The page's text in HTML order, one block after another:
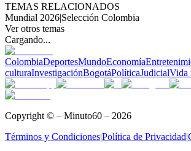
TEMAS RELACIONADOS
Mundial 2026|Selección Colombia
Ver otros temas
Cargando...
ColombiaDeportesMundoEconomía
culturaInvestigaciónBogotáPolíticaJudicialVida
Copyright © – Minuto60 – 2026
Términos y Condiciones|Política de Privacidad|